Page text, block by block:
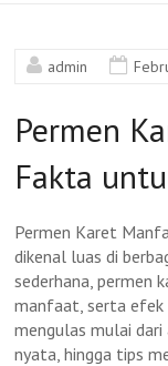
admin
Permen
Fakta
Permen Karet
dikenal luas di
sederhana, permen
manfaat, serta efek
mengulas mulai
nyata, hingga tips